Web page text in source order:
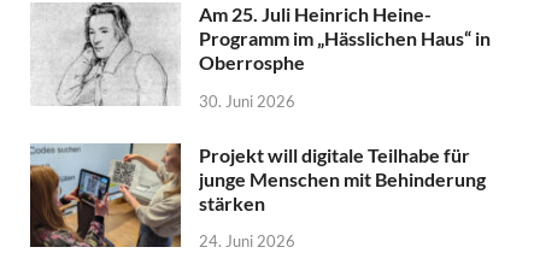
Am 25. Juli Heinrich Heine-
Programm im „Hässlichen Haus“ in
Oberrosphe
30. Juni 2026
Projekt will digitale Teilhabe für
junge Menschen mit Behinderung
stärken
24. Juni 2026